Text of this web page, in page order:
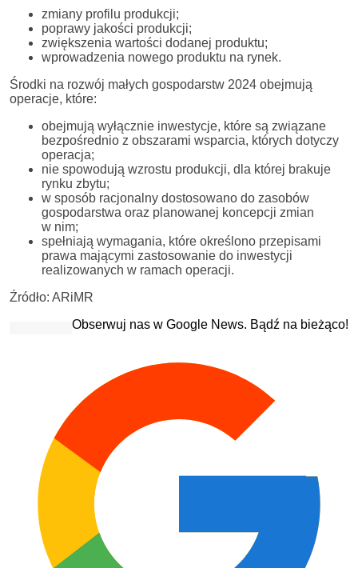
zmiany profilu produkcji;
poprawy jakości produkcji;
zwiększenia wartości dodanej produktu;
wprowadzenia nowego produktu na rynek.
Środki na rozwój małych gospodarstw 2024 obejmują
operacje, które:
obejmują wyłącznie inwestycje, które są związane
bezpośrednio z obszarami wsparcia, których dotyczy
operacja;
nie spowodują wzrostu produkcji, dla której brakuje
rynku zbytu;
w sposób racjonalny dostosowano do zasobów
gospodarstwa oraz planowanej koncepcji zmian
w nim;
spełniają wymagania, które określono przepisami
prawa mającymi zastosowanie do inwestycji
realizowanych w ramach operacji.
Źródło: ARiMR
Obserwuj nas w Google News. Bądź na bieżąco!